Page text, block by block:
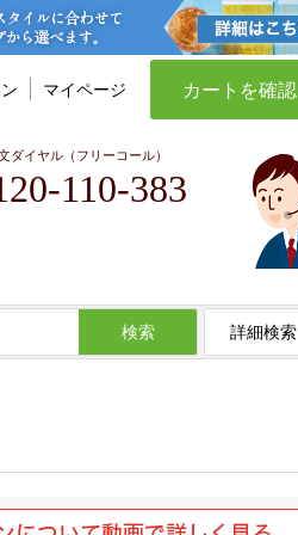
マイページ カートを確認
ダイヤル（フリーコール）
110-383
検索 詳細検索